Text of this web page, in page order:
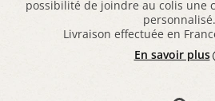
possibilité de joindre au colis une
personnalisé.
Livraison effectuée en
En savoir plus